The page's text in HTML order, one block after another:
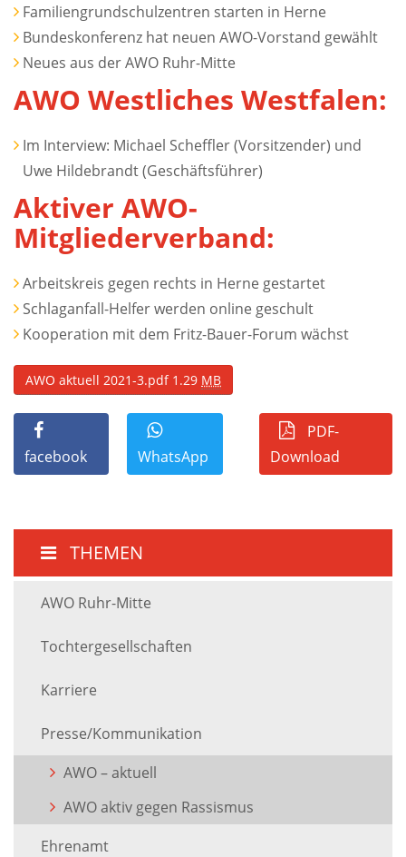
Familiengrundschulzentren starten in Herne
Bundeskonferenz hat neuen AWO-Vorstand gewählt
Neues aus der AWO Ruhr-Mitte
AWO Westliches Westfalen:
Im Interview: Michael Scheffler (Vorsitzender) und
Uwe Hildebrandt (Geschäftsführer)
Aktiver AWO-
Mitgliederverband:
Arbeitskreis gegen rechts in Herne gestartet
Schlaganfall-Helfer werden online geschult
Kooperation mit dem Fritz-Bauer-Forum wächst
AWO aktuell 2021-3.pdf 1.29 MB
facebook WhatsApp
PDF-
Download
THEMEN
AWO Ruhr-Mitte
Tochtergesellschaften
Karriere
Presse/Kommunikation
AWO – aktuell
AWO aktiv gegen Rassismus
Ehrenamt